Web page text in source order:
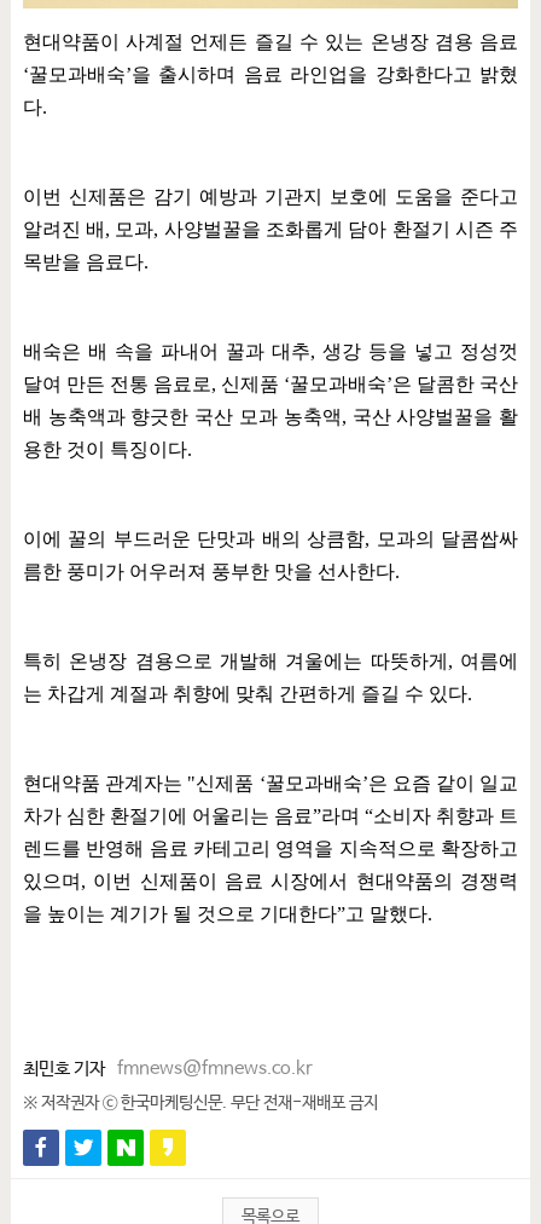
현대약품이 사계절 언제든 즐길 수 있는 온냉장 겸용 음료
‘꿀모과배숙’을 출시하며 음료 라인업을 강화한다고 밝혔
다.
이번 신제품은 감기 예방과 기관지 보호에 도움을 준다고
알려진 배 , 모과, 사양벌꿀을 조화롭게 담아 환절기 시즌 주
목받을 음료다.
배숙은 배 속을 파내어 꿀과 대추,생강 등을 넣고 정성껏
달여 만든 전통 음료로, 신제품 ‘꿀모과배숙’은 달콤한 국산
배 농축액과 향긋한 국산 모과 농축액, 국산 사양벌꿀을 활
용한 것이 특징이다.
이에 꿀의 부드러운 단맛과 배의 상큼함, 모과의 달콤쌉싸
름한 풍미가 어우러져 풍부한 맛을 선사한다.
특히 온냉장 겸용으로 개발해 겨울에는 따뜻하게 , 여름에
는 차갑게 계절과 취향에 맞춰 간편하게 즐길 수 있다.
현대약품 관계자는 "신제품 ‘꿀모과배숙’은 요즘 같이 일교
차가 심한 환절기에 어울리는 음료”라며“소비자 취향과 트
렌드를 반영해 음료 카테고리 영역을 지속적으로 확장하고
있으며 , 이번 신제품이 음료 시장에서 현대약품의 경쟁력
을 높이는 계기가 될 것으로 기대한다”고 말했다.
최민호 기자 fmnews@fmnews.co.kr
※ 저작권자 ⓒ 한국마케팅신문. 무단 전재-재배포 금지
목록으로